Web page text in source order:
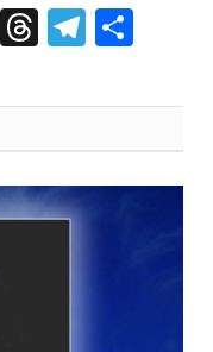
X Threads